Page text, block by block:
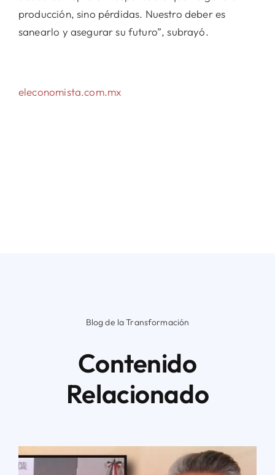
producción, sino pérdidas. Nuestro deber es
sanearlo y asegurar su futuro”, subrayó.
eleconomista.com.mx
Blog de la Transformación
Contenido
Relacionado